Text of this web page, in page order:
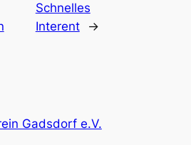
Schnelles
Interent
→
Gadsdorf e.V.